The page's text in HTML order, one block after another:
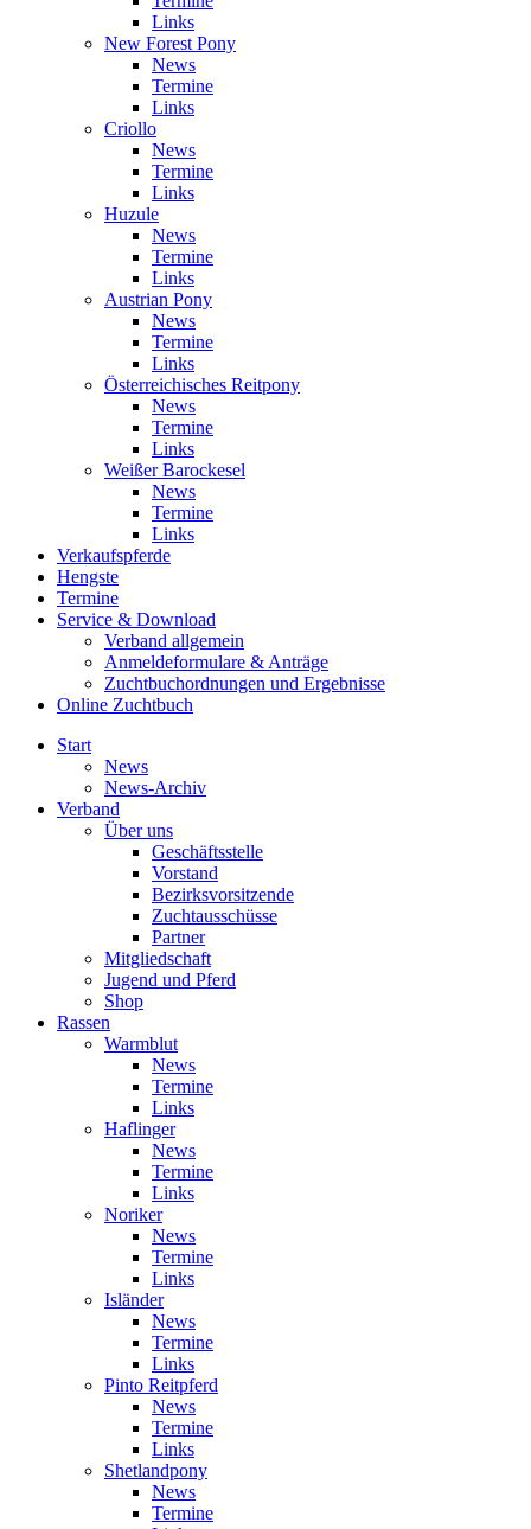
Links
New Forest Pony
News
Termine
Links
Criollo
News
Termine
Links
Huzule
News
Termine
Links
Austrian Pony
News
Termine
Links
Österreichisches Reitpony
News
Termine
Links
Weißer Barockesel
News
Termine
Links
Verkaufspferde
Hengste
Termine
Service & Download
Verband allgemein
Anmeldeformulare & Anträge
Zuchtbuchordnungen und Ergebnisse
Online Zuchtbuch
Start
News
News-Archiv
Verband
Über uns
Geschäftsstelle
Vorstand
Bezirksvorsitzende
Zuchtausschüsse
Partner
Mitgliedschaft
Jugend und Pferd
Shop
Rassen
Warmblut
News
Termine
Links
Haflinger
News
Termine
Links
Noriker
News
Termine
Links
Isländer
News
Termine
Links
Pinto Reitpferd
News
Termine
Links
Shetlandpony
News
Termine